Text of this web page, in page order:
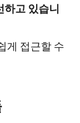
고 있습니
게 접근할 수